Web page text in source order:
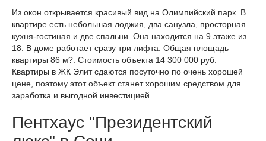
Из окон открывается красивый вид на Олимпийский парк. В
квартире есть небольшая лоджия, два санузла, просторная
кухня-гостиная и две спальни. Она находится на 9 этаже из
18. В доме работает сразу три лифта. Общая площадь
квартиры 86 м?. Стоимость объекта 14 300 000 руб.
Квартиры в ЖК Элит сдаются посуточно по очень хорошей
цене, поэтому этот объект станет хорошим средством для
заработка и выгодной инвестицией.
Пентхаус "Президентский